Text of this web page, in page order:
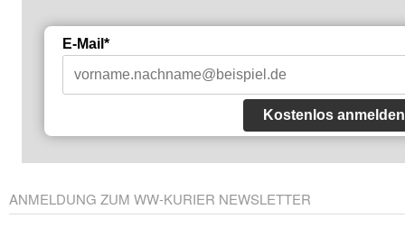
E-Mail*
Kostenlos anmelden
ANMELDUNG ZUM WW-KURIER NEWSLETTER